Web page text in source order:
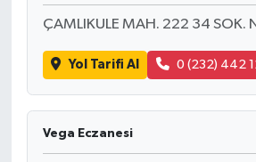
ÇAMLIKULE MAH. 222 34 SOK.
Yol Tarifi Al 0 (232) 442
Vega Eczanesi